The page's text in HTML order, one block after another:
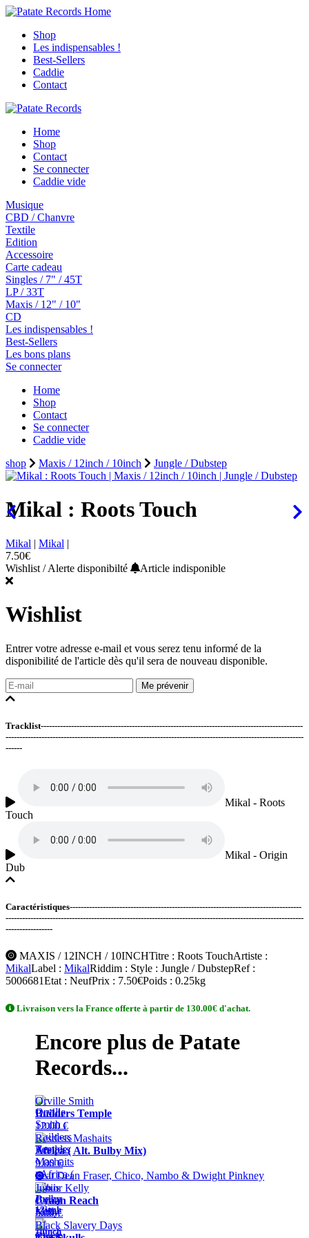
Shop
Les indispensables !
Best-Sellers
Caddie
Contact
Home
Shop
Contact
Se connecter
Caddie vide
Musique
CBD / Chanvre
Textile
Edition
Accessoire
Carte cadeau
Singles / 7" / 45T
LP / 33T
Maxis / 12" / 10"
CD
Les indispensables !
Best-Sellers
Les bons plans
Se connecter
Home
Shop
Contact
Se connecter
Caddie vide
shop
Maxis / 12inch / 10inch Jungle / Dubstep
Mikal : Roots Touch
Mikal | Mikal |
7.50€
Wishlist / Alerte disponibilté
Article indisponible
Wishlist
Entrer votre adresse e-mail et vous serez tenu informé de la
disponibilité de l'article dès qu'il sera de nouveau disponible.
Me prévenir
Tracklist-----------------------------------------------------------------------------------------------
------------------------------------------------------------------------------------------------------------
------
Mikal - Roots
Touch
Mikal - Origin
Dub
Caractéristiques------------------------------------------------------------------------------------
------------------------------------------------------------------------------------------------------------
-----------------
MAXIS / 12INCH / 10INCHTitre : Roots TouchArtiste :
MikalLabel : MikalRiddim : Style : Jungle / DubstepRef:
5006681Etat: NeufPrix : 7.50€Poids : 0.25kg
Livraison vers la France offerte à partir de 130.00€ d'achat.
Encore plus de Patate
Records...
Maxis
/
12inch
/
10inch
Orville Smith
Builders Temple
12.00 €
Restless Mashaits
Africa ( Alt. Bulby Mix)
9.00 €
Feat Dean Fraser, Chico, Nambo & Dwight Pinkney
Junior Kelly
Cyaan Reach
5.00 €
Black Slavery Days